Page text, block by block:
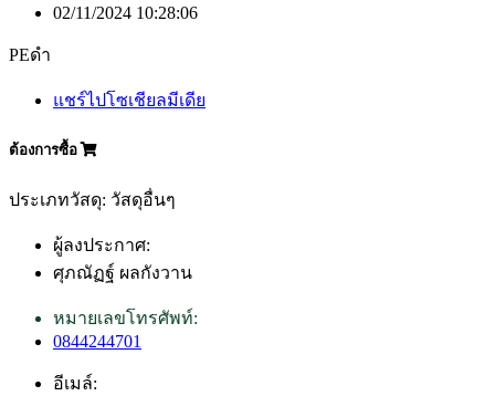
02/11/2024 10:28:06
PEดำ
แชร์ไปโซเชียลมีเดีย
ต้องการซื้อ
ประเภทวัสดุ: วัสดุอื่นๆ
ผู้ลงประกาศ:
ศุภณัฏฐ์ ผลกังวาน
หมายเลขโทรศัพท์:
0844244701
อีเมล์: